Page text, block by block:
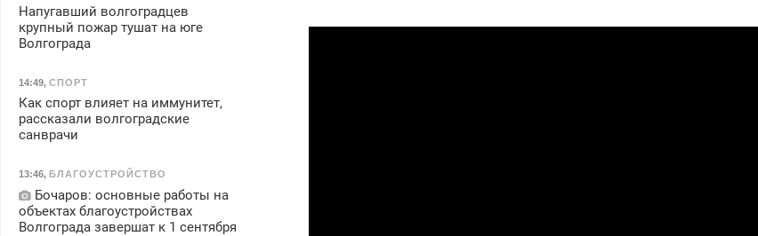
Напугавший волгоградцев
крупный пожар тушат на юге
Волгограда
14:49, СПОРТ
Как спорт влияет на иммунитет,
рассказали волгоградские
санврачи
13:46, БЛАГОУСТРОЙСТВО
Бочаров: основные работы на
объектах благоустройствах
Волгограда завершат к 1 сентября